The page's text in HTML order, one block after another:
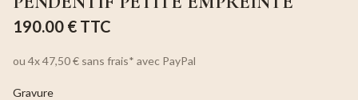
190.00 € TTC
ou 4x47,50 € sans frais* avec PayPal
Gravure